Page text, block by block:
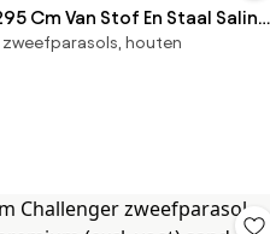
Cm Van Stof En Staal Salina
- Sklum
zweefparasols, houten